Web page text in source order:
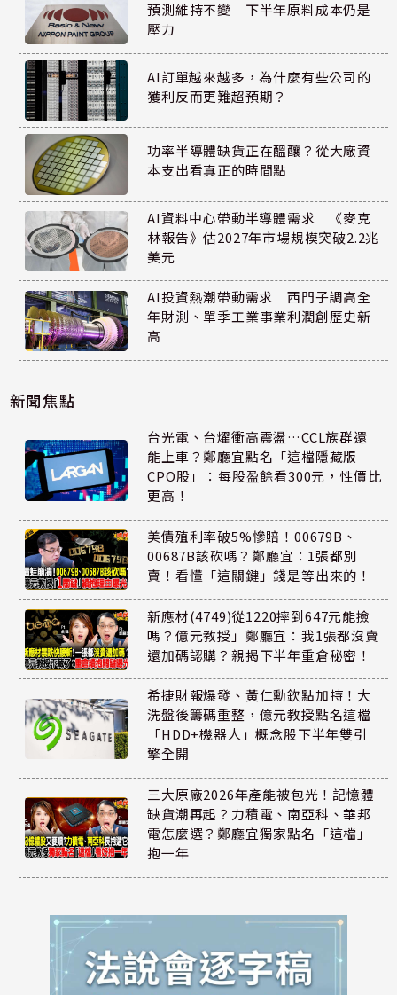
預測維持不變 下半年原料成本仍是
壓力
AI訂單越來越多，為什麼有些公司的
獲利反而更難超預期？
功率半導體缺貨正在醞釀？從大廠資
本支出看真正的時間點
AI資料中心帶動半導體需求 《麥克
林報告》估2027年市場規模突破2.2兆
美元
AI投資熱潮帶動需求 西門子調高全
年財測、單季工業事業利潤創歷史新
高
新聞焦點
台光電、台燿衝高震盪…CCL族群還
能上車？鄭廳宜點名「這檔隱藏版
CPO股」：每股盈餘看300元，性價比
更高！
美債殖利率破5%慘賠！00679B、
00687B該砍嗎？鄭廳宜：1張都別
賣！看懂「這關鍵」錢是等出來的！
新應材(4749)從1220摔到647元能撿
嗎？億元教授」鄭廳宜：我1張都沒賣
還加碼認購？親揭下半年重倉秘密！
希捷財報爆發、黃仁勳欽點加持！大
洗盤後籌碼重整，億元教授點名這檔
「HDD+機器人」概念股下半年雙引
擎全開
三大原廠2026年產能被包光！記憶體
缺貨潮再起？力積電、南亞科、華邦
電怎麼選？鄭廳宜獨家點名「這檔」
抱一年